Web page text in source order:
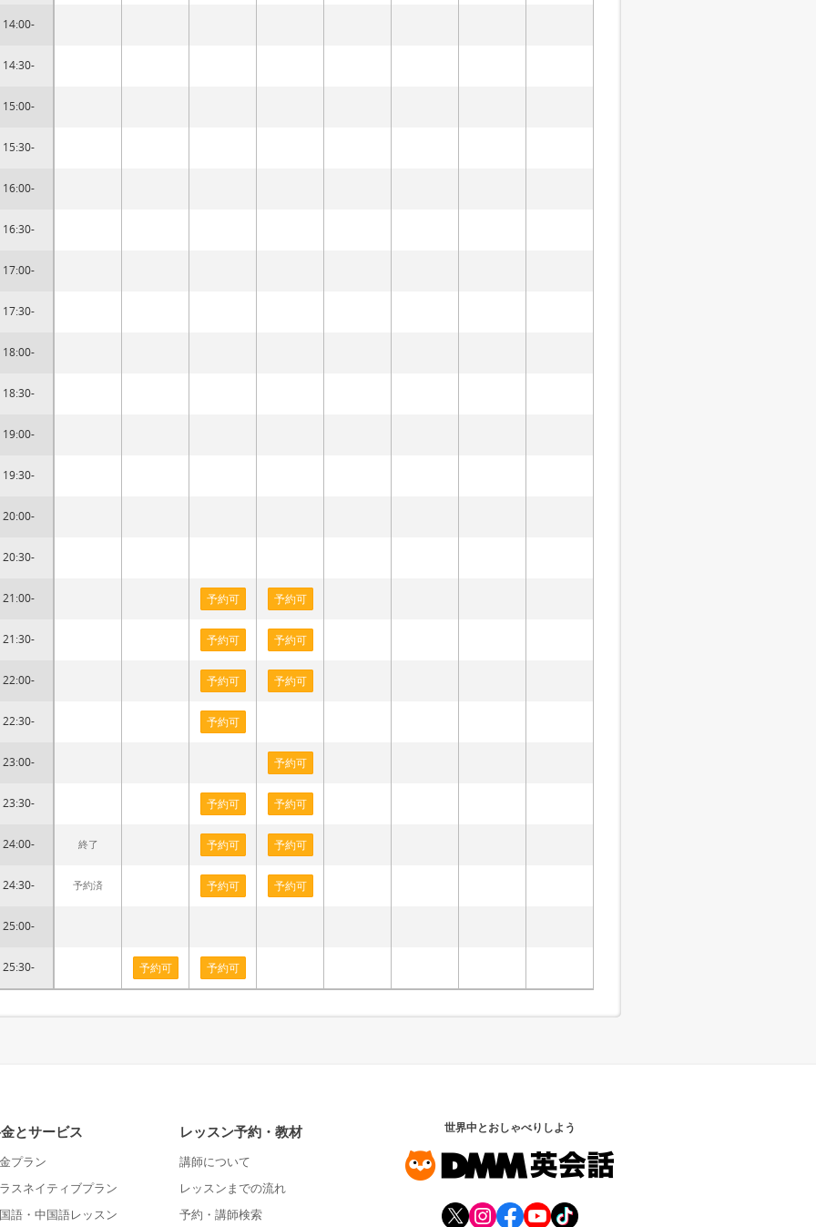
14:00-
14:30-
15:00-
15:30-
16:00-
16:30-
17:00-
17:30-
18:00-
18:30-
19:00-
19:30-
20:00-
20:30-
21:00-
21:30-
22:00-
22:30-
23:00-
23:30-
24:00-
24:30-
25:00-
25:30-
終了
予約済
予約可
予約可
予約可
予約可
予約可
予約可
予約可
予約可
予約可
予約可
予約可
予約可
予約可
予約可
予約可
予約可
とサービス
プラン
スネイティブプラン
語・中国語レッスン
レッスン予約・教材
講師について
レッスンまでの流れ
予約・講師検索
世界中とおしゃべりしよう